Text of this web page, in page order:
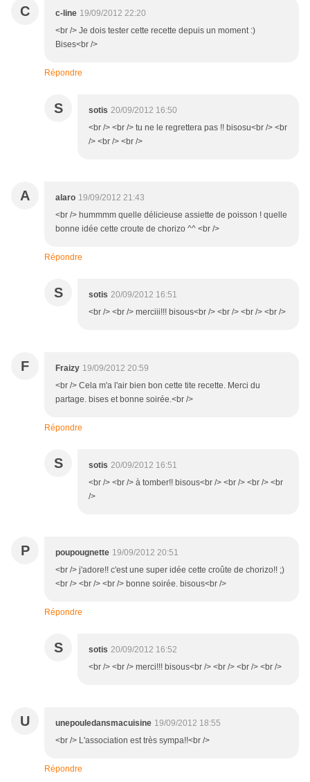
C c-line 19/09/2012 22:20
<br /> Je dois tester cette recette depuis un moment :)
Bises<br />
Répondre
S sotis 20/09/2012 16:50
<br /> <br /> tu ne le regrettera pas !! bisosu<br /> <br
/> <br /> <br />
A alaro 19/09/2012 21:43
<br /> hummmm quelle délicieuse assiette de poisson ! quelle
bonne idée cette croute de chorizo ^^ <br />
Répondre
S sotis 20/09/2012 16:51
<br /> <br /> merciii!!! bisous<br /> <br /> <br /> <br />
F Fraizy 19/09/2012 20:59
<br /> Cela m'a l'air bien bon cette tite recette. Merci du
partage. bises et bonne soirée.<br />
Répondre
S sotis 20/09/2012 16:51
<br /> <br /> à tomber!! bisous<br /> <br /> <br /> <br
/>
P poupougnette 19/09/2012 20:51
<br /> j'adore!! c'est une super idée cette croûte de chorizo!! ;)
<br /> <br /> <br /> bonne soirée. bisous<br />
Répondre
S sotis 20/09/2012 16:52
<br /> <br /> merci!!! bisous<br /> <br /> <br /> <br />
U unepouledansmacuisine 19/09/2012 18:55
<br /> L'association est très sympa!!<br />
Répondre